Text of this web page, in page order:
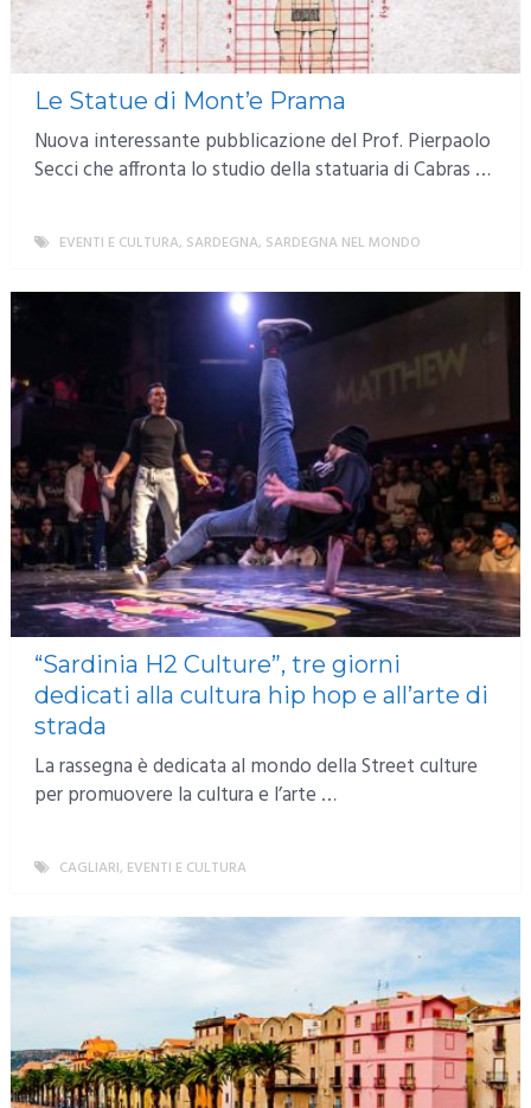
Le Statue di Mont’e Prama
Nuova interessante pubblicazione del Prof. Pierpaolo
Secci che affronta lo studio della statuaria di Cabras …
EVENTI E CULTURA, SARDEGNA, SARDEGNA NEL MONDO
“Sardinia H2 Culture”, tre giorni
dedicati alla cultura hip hop e all’arte di
strada
La rassegna è dedicata al mondo della Street culture
per promuovere la cultura e l’arte …
CAGLIARI, EVENTI E CULTURA